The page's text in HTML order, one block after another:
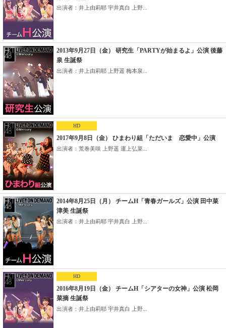
出演者：井上由莉耶 宇井真白 上野...
2013年9月27日（金） 研究生「PARTYが始まるよ」公演 後藤
泉 生誕祭
出演者：井上由莉耶 上野遥 梅本泉...
HD
2017年9月8日（金） ひまわり組「ただいま 恋愛中」公演
出演者：荒巻美咲 上野遥 運上弘菜...
2014年8月25日（月） チームH「青春ガールズ」公演 田中菜
津美 生誕祭
出演者：井上由莉耶 宇井真白 上野...
HD
2016年8月19日（金） チームH「シアターの女神」公演 松岡
菜摘 生誕祭
出演者：井上由莉耶 宇井真白 上野...